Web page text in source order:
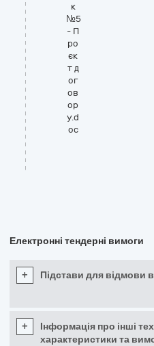
к
№5
- П
ро
єк
т д
ог
ов
ор
у.d
oc
Електронні тендерні вимоги
+ Підстави для відмови в
+
Інформація про інші
характеристики та